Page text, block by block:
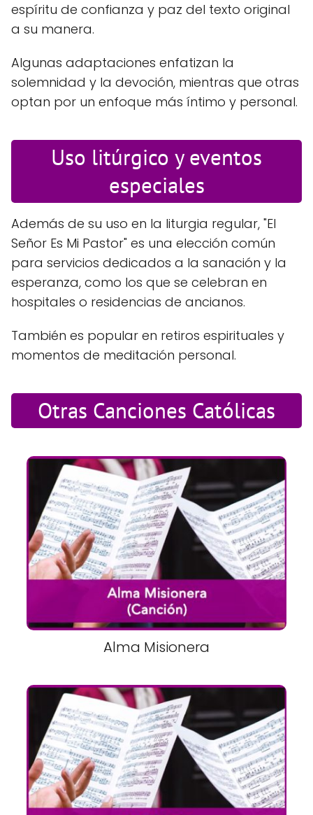
espíritu de confianza y paz del texto original
a su manera.
Algunas adaptaciones enfatizan la
solemnidad y la devoción, mientras que otras
optan por un enfoque más íntimo y personal.
Uso litúrgico y eventos
especiales
Además de su uso en la liturgia regular, "El
Señor Es Mi Pastor" es una elección común
para servicios dedicados a la sanación y la
esperanza, como los que se celebran en
hospitales o residencias de ancianos.
También es popular en retiros espirituales y
momentos de meditación personal.
Otras Canciones Católicas
Alma Misionera